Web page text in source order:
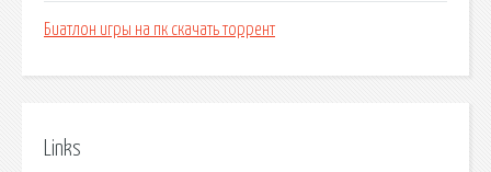
Биатлон игры на пк скачать торрент
Links